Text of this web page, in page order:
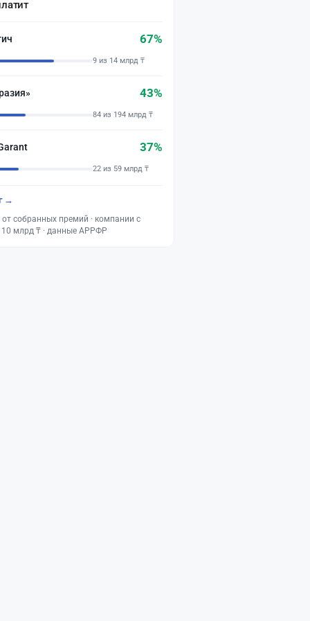
67%
9 из 14 млрд ₸
43%
84 из 194 млрд ₸
37%
22 из 59 млрд ₸
→
собранных премий · компании с
млрд ₸ · данные АРРФР